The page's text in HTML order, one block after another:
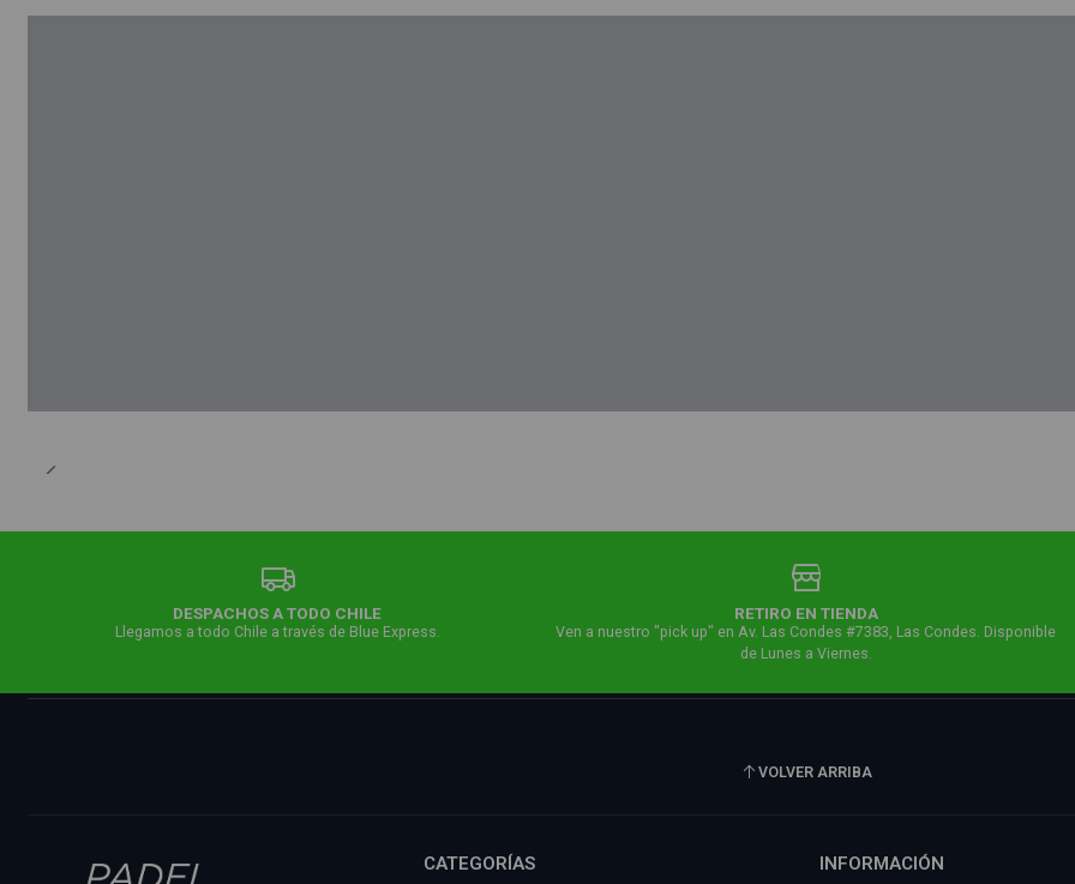
DESPACHOS A TODO CHILE
Llegamos a todo Chile a través de Blue Express.
RETIRO EN TIENDA
Ven a nuestro "pick up" en Av. Las Condes #7383, Las Condes. Disponible
de Lunes a Viernes.
VOLVER ARRIBA
CATEGORÍAS INFORMACIÓN